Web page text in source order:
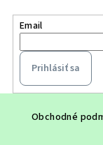
Email
Prihlásiť sa
Obchodné